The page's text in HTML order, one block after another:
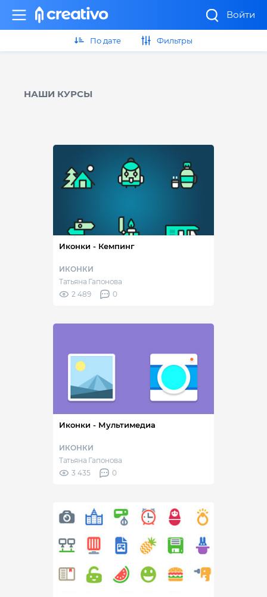
Войти
По дате Фильтры
НАШИ КУРСЫ
Иконки - Кемпинг
ИКОНКИ
Татьяна Гапонова
2 489
0
Иконки - Мультимедиа
ИКОНКИ
Татьяна Гапонова
3 435
0